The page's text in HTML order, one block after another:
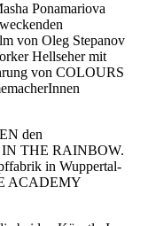
Ponamariova
von Oleg Stepanov
Hellseher mit
von COLOURS
den
IN THE RAINBOW.
in Wuppertal-
ACADEMY